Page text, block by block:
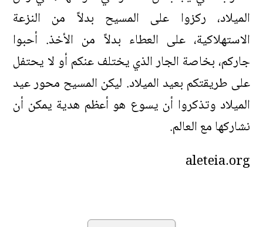
الميلاد، ركزوا على المسيح بدلاً من النزعة
الاستهلاكية، على العطاء بدلاً من الأخذ. أحبوا
جاركم، بخاصة الجار الذي يختلف عنكم أو لا يحتفل
على طريقتكم بعيد الميلاد. ليكن المسيح محور عيد
الميلاد وتذكروا أن يسوع هو أعظم هدية يمكن أن
نشاركها مع العالم.
aleteia.org